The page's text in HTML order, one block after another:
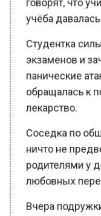
учёба
экзаменов и
панические
обращалась к
лекарство.
Соседка по
ничто не
родителями у
любовных
Вчера